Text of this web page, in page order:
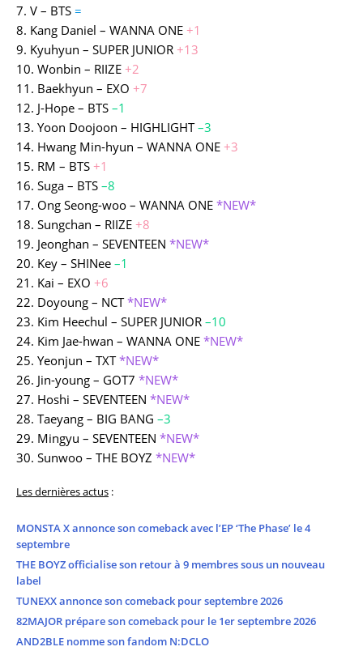
7. V – BTS =
8. Kang Daniel – WANNA ONE +1
9. Kyuhyun – SUPER JUNIOR +13
10. Wonbin – RIIZE +2
11. Baekhyun – EXO +7
12. J-Hope – BTS –1
13. Yoon Doojoon – HIGHLIGHT–3
14. Hwang Min-hyun – WANNA ONE +3
15. RM – BTS +1
16. Suga – BTS –8
17. Ong Seong-woo – WANNA ONE *NEW*
18. Sungchan – RIIZE +8
19. Jeonghan – SEVENTEEN *NEW*
20. Key – SHINee –1
21. Kai – EXO +6
22. Doyoung – NCT*NEW*
23. Kim Heechul – SUPER JUNIOR –10
24. Kim Jae-hwan – WANNA ONE *NEW*
25. Yeonjun – TXT*NEW*
26. Jin-young – GOT7 *NEW*
27. Hoshi – SEVENTEEN *NEW*
28. Taeyang – BIG BANG –3
29. Mingyu – SEVENTEEN *NEW*
30. Sunwoo – THE BOYZ *NEW*
Les dernières actus :
MONSTA X annonce son comeback avec l’EP ‘The Phase’ le 4
septembre
THE BOYZ officialise son retour à 9 membres sous un nouveau
label
TUNEXX annonce son comeback pour septembre 2026
82MAJOR prépare son comeback pour le 1er septembre 2026
AND2BLE nomme son fandom N:DCLO